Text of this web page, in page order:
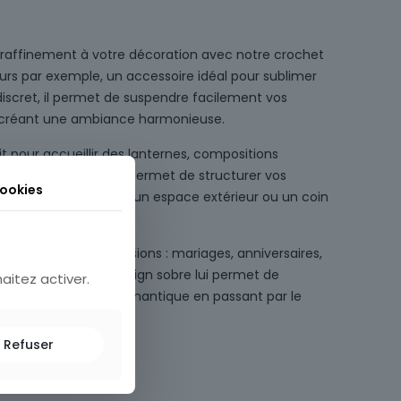
à votre décoration avec notre crochet
par exemple, un accessoire idéal pour sublimer
il permet de suspendre facilement vos
une ambiance harmonieuse.
pour accueillir des lanternes, compositions
objets décoratifs. Il permet de structurer vos
allée de cérémonie, un espace extérieur ou un coin
nombreuses occasions : mariages, anniversaires,
Son design sobre lui permet de
du bohème au romantique en passant par le
activer.
Refuser